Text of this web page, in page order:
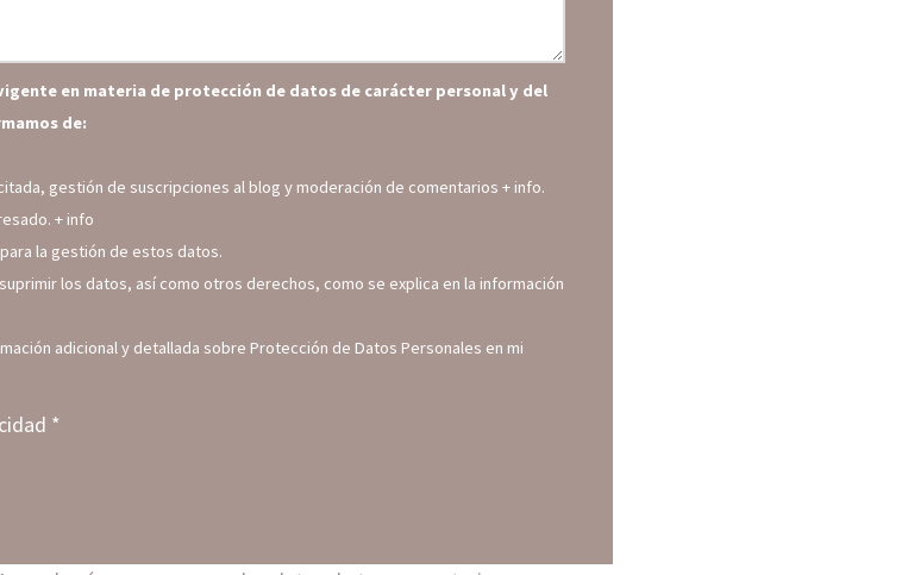
en materia de protección de datos de carácter personal y del
de:
gestión de suscripciones al blog y moderación de comentarios+ info.
+ info
la gestión de estos datos.
los datos, así como otros derechos, como se explica en la información
adicional y detallada sobre Protección de Datos Personales en mi
*